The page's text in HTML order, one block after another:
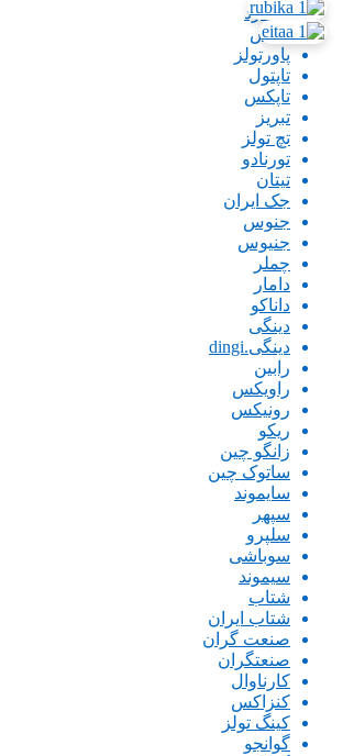
بیگ رد
پارس
پاورتولز
تاپتول
تاپکس
تبریز
تچ تولز
تورنادو
تیتان
جک ایران
جنوس
جنیوس
چملر
دامار
داناکو
دینگی
دینگی.dingi
رابین
راویکس
رونیکس
ریکو
زانگو چین
ساتوک چین
سایموند
سپهر
سلپرو
سوباشی
سیموند
شتاب
شتاب ایران
صنعت گران
صنعتگران
کارناوال
کنزاکس
کینگ تولز
گوانجو